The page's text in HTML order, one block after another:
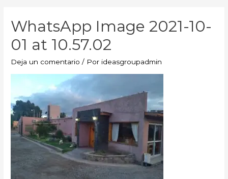
WhatsApp Image 2021-10-
01 at 10.57.02
Deja un comentario / Por ideasgroupadmin